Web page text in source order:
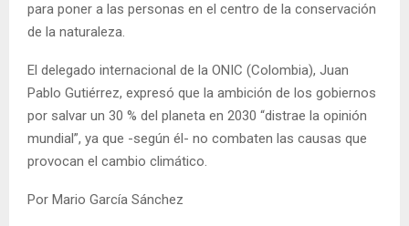
para poner a las personas en el centro de la conservación
de la naturaleza.
El delegado internacional de la ONIC (Colombia), Juan
Pablo Gutiérrez, expresó que la ambición de los gobiernos
por salvar un 30 % del planeta en 2030 “distrae la opinión
mundial”, ya que -según él- no combaten las causas que
provocan el cambio climático.
Por Mario García Sánchez